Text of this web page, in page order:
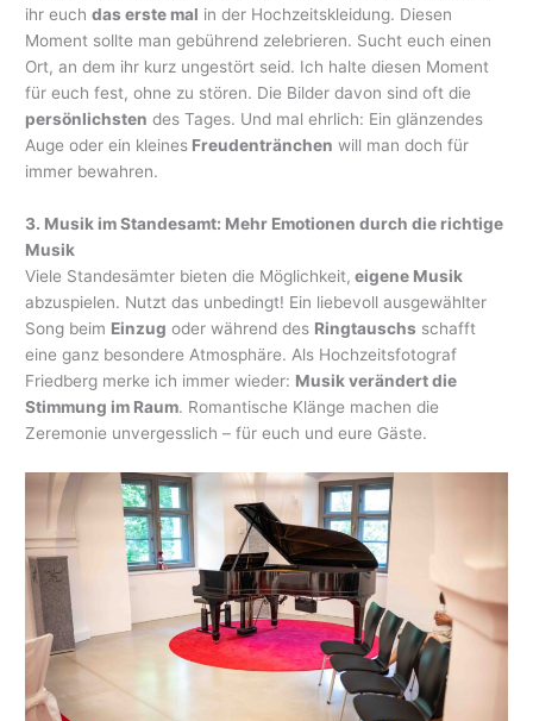
ihr euchdas erste mal in der Hochzeitskleidung. Diesen
Moment sollte man gebührend zelebrieren. Sucht euch einen
Ort, an dem ihr kurz ungestört seid. Ich halte diesen Moment
für euch fest, ohne zu stören. Die Bilder davon sind oft die
persönlichsten des Tages. Und mal ehrlich: Ein glänzendes
Auge oder ein kleines Freudentränchen will man doch für
immer bewahren.
3. Musik im Standesamt: Mehr Emotionen durch die richtige
Musik
Viele Standesämter bieten die Möglichkeit, eigene Musik
abzuspielen. Nutzt das unbedingt! Ein liebevoll ausgewählter
Song beim Einzug oder während des Ringtauschs schafft
eine ganz besondere Atmosphäre. Als Hochzeitsfotograf
Friedberg merke ich immer wieder: Musik verändert die
Stimmung im Raum. Romantische Klänge machen die
Zeremonie unvergesslich – für euch und eure Gäste.